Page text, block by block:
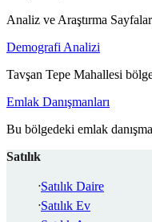
Analiz ve Araştırma
Demografi Analizi
Tavşan Tepe Mahallesi
Emlak Danışmanları
Bu bölgedeki emlak
Satılık
Satılık Daire
Satılık Ev